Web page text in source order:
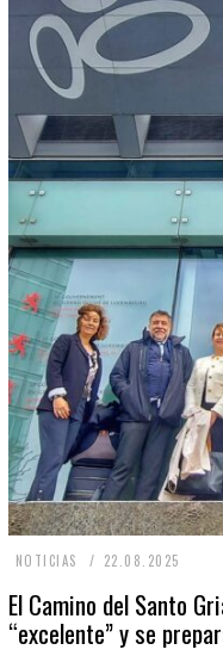
NOTICIAS 22.08.2025
.
El Camino del Santo
“excelente” y se